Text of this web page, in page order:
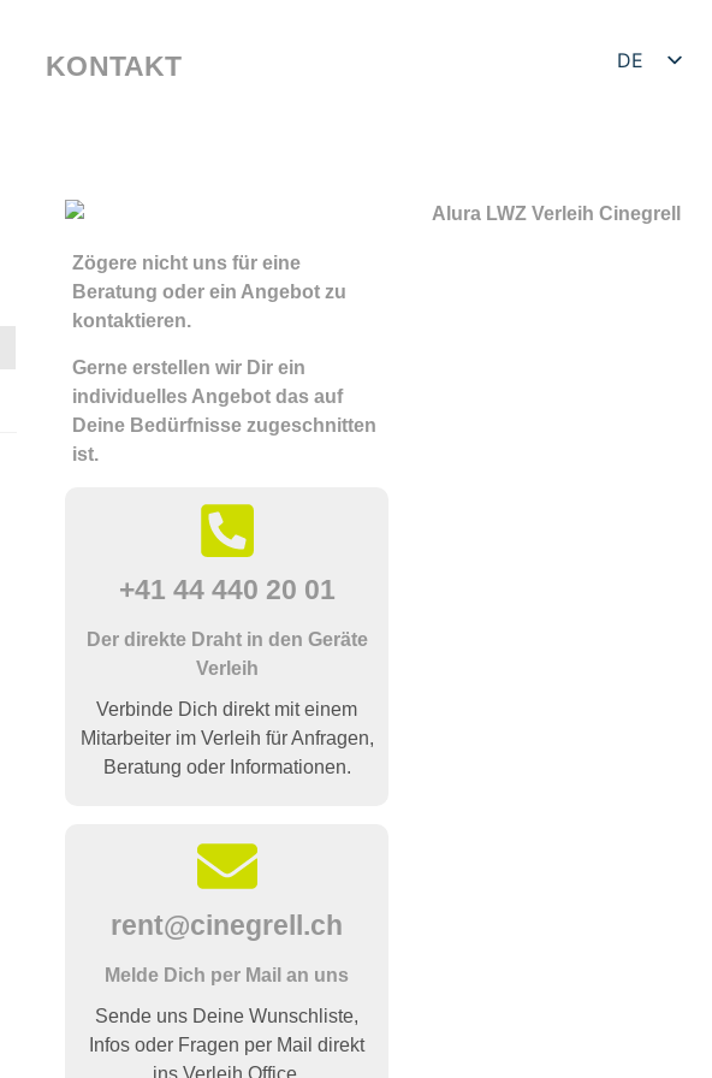
KONTAKT
DE
Zögere nicht uns für eine
Beratung oder ein Angebot zu
kontaktieren.
Gerne erstellen wir Dir ein
individuelles Angebot das auf
Deine Bedürfnisse zugeschnitten
ist.
+41 44 440 20 01
Der direkte Draht in den Geräte
Verleih
Verbinde Dich direkt mit einem
Mitarbeiter im Verleih für Anfragen,
Beratung oder Informationen.
rent@cinegrell.ch
Melde Dich per Mail an uns
Sende uns Deine Wunschliste,
Infos oder Fragen per Mail direkt